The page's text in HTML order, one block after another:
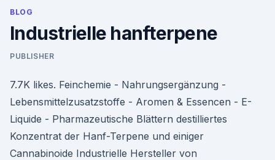
BLOG
Industrielle hanfterpene
PUBLISHER
7.7K likes. Feinchemie - Nahrungsergänzung -
Lebensmittelzusatzstoffe - Aromen & Essencen - E-
Liquide - Pharmazeutische Blättern destilliertes
Konzentrat der Hanf-Terpene und einiger
Cannabinoide Industrielle Hersteller von